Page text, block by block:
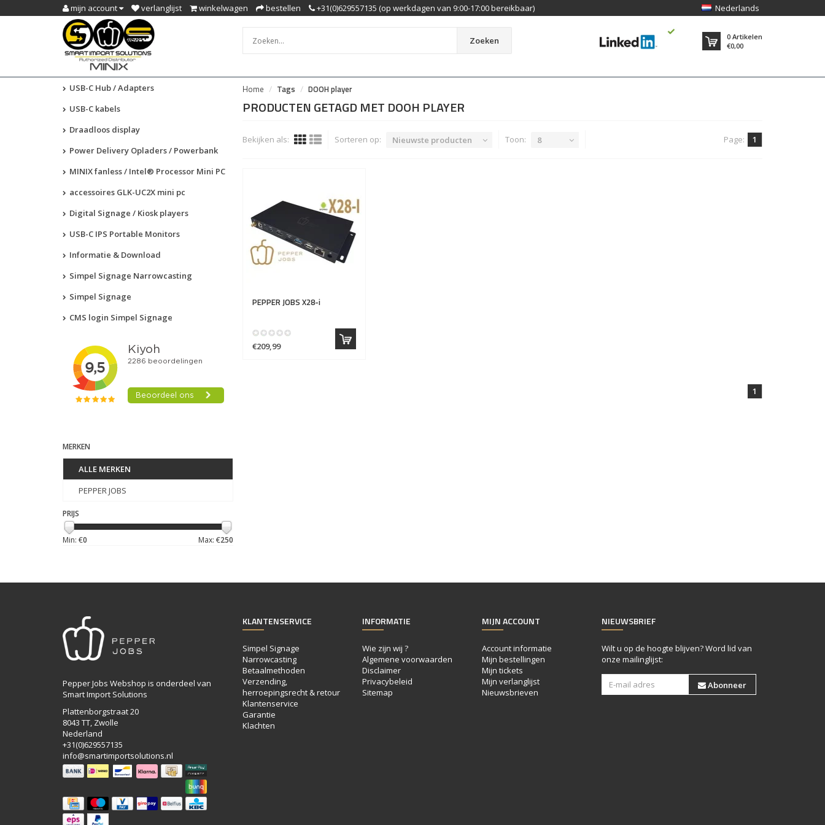
mijn account verlanglijst winkelwagen bestellen +31(0)629557135 (op werkdagen van 9:00-17:00 bereikbaar) Nederlands
Zoeken 0 Artikelen
€0,00
USB-C Hub / Adapters
USB-C kabels
Draadloos display
Power Delivery Opladers / Powerbank
MINIX fanless / Intel® Processor Mini PC
accessoires GLK-UC2X mini pc
Digital Signage / Kiosk players
USB-C IPS Portable Monitors
Informatie & Download
Simpel Signage Narrowcasting
Simpel Signage
CMS login Simpel Signage
MERKEN
ALLE MERKEN
PEPPER JOBS
PRIJS
Min: €0 Max: €250
Home Tags DOOH player
PRODUCTEN GETAGD MET DOOH PLAYER
Bekijken als: Sorteren op: Nieuwste producten Toon: 8 Page: 1
PEPPER JOBS X28-i
€209,99
1
Pepper Jobs Webshop is onderdeel van
Smart Import Solutions
Plattenborgstraat 20
8043 TT, Zwolle
Nederland
+31(0)629557135
info@smartimportsolutions.nl
KLANTENSERVICE
Simpel Signage
Narrowcasting
Betaalmethoden
Verzending,
herroepingsrecht & retour
Klantenservice
Garantie
Klachten
INFORMATIE
Wie zijn wij ?
Algemene voorwaarden
Disclaimer
Privacybeleid
Sitemap
MIJN ACCOUNT
Account informatie
Mijn bestellingen
Mijn tickets
Mijn verlanglijst
Nieuwsbrieven
NIEUWSBRIEF
Wilt u op de hoogte blijven? Word lid van
onze mailinglijst:
Abonneer